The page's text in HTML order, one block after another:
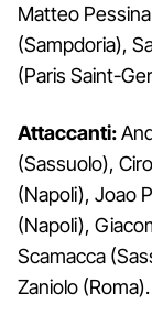
Matteo
(Sampdoria),
(Paris Saint-
Attaccanti:
(Sassuolo),
(Napoli), Joao
(Napoli),
Scamacca
Zaniolo (Roma).